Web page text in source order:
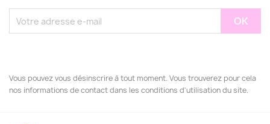
Vous pouvez vous désinscrire à tout moment. Vous trouverez pour cela
nos informations de contact dans les conditions d'utilisation du site.